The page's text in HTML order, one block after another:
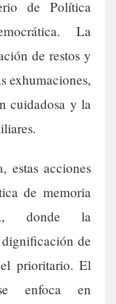
de Política
La
de restos y
exhumaciones,
cuidadosa y la
estas acciones
de memoria
donde la
de
prioritario. El
enfoca en